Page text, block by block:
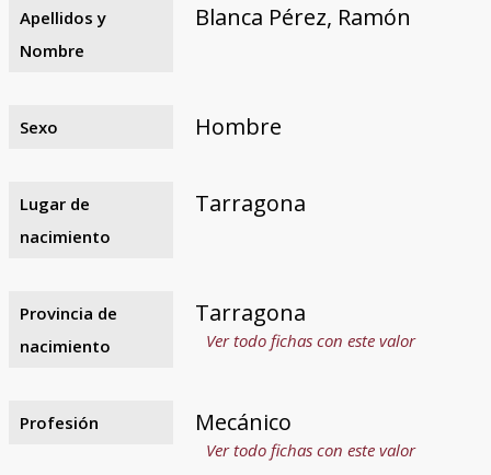
Razones y objetivos
El equipo
Colaboradores
Fuentes documentales
Apellidos y
Nombre
Blanca Pérez, Ramón
Sexo Hombre
Lugar de
nacimiento
Tarragona
Provincia de
nacimiento
Tarragona
Ver todo fichas con este valor
Profesión Mecánico
Ver todo fichas con este valor